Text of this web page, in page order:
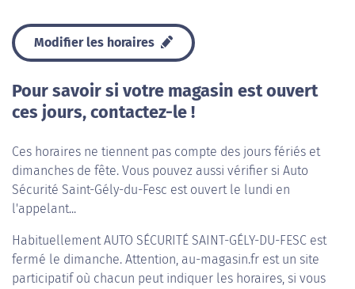
Modifier les horaires
Pour savoir si votre magasin est ouvert
ces jours, contactez-le !
Ces horaires ne tiennent pas compte des jours fériés et
dimanches de fête. Vous pouvez aussi vérifier si Auto
Sécurité Saint-Gély-du-Fesc est ouvert le lundi en
l'appelant...
HabituellementAUTO SÉCURITÉ SAINT-GÉLY-DU-FESC est
fermé le dimanche. Attention, au-magasin.fr est un site
participatif où chacun peut indiquer les horaires, si vous